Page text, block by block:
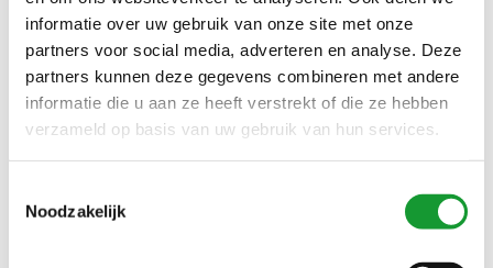
informatie over uw gebruik van onze site met onze
partners voor social media, adverteren en analyse. Deze
partners kunnen deze gegevens combineren met andere
informatie die u aan ze heeft verstrekt of die ze hebben
verzameld op basis van uw gebruik van hun services.
Noodzakelijk
Enter Amersfoort Nijmegen Arnhem Doesburg Tiel
Sliedrecht Oud-Beijerland(1999)
Fred Perry Gant Lacoste Cavallaro NZA Thomas Maine
Friesland Heerenveen Groningen Zeeland Flevoland
Goes Middelburg Vlissingen Domburg Zierikzee Renesse